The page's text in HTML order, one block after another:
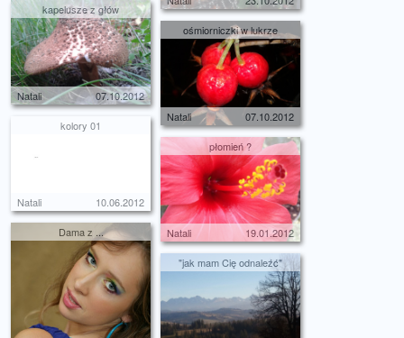
kapelusze z głów
Natali 07.10.2012
ośmiorniczki w lukrze
Natali 07.10.2012
kolory 01
Natali 10.06.2012
płomień ?
Natali 19.01.2012
Dama z ...
"jak mam Cię odnaleźć"